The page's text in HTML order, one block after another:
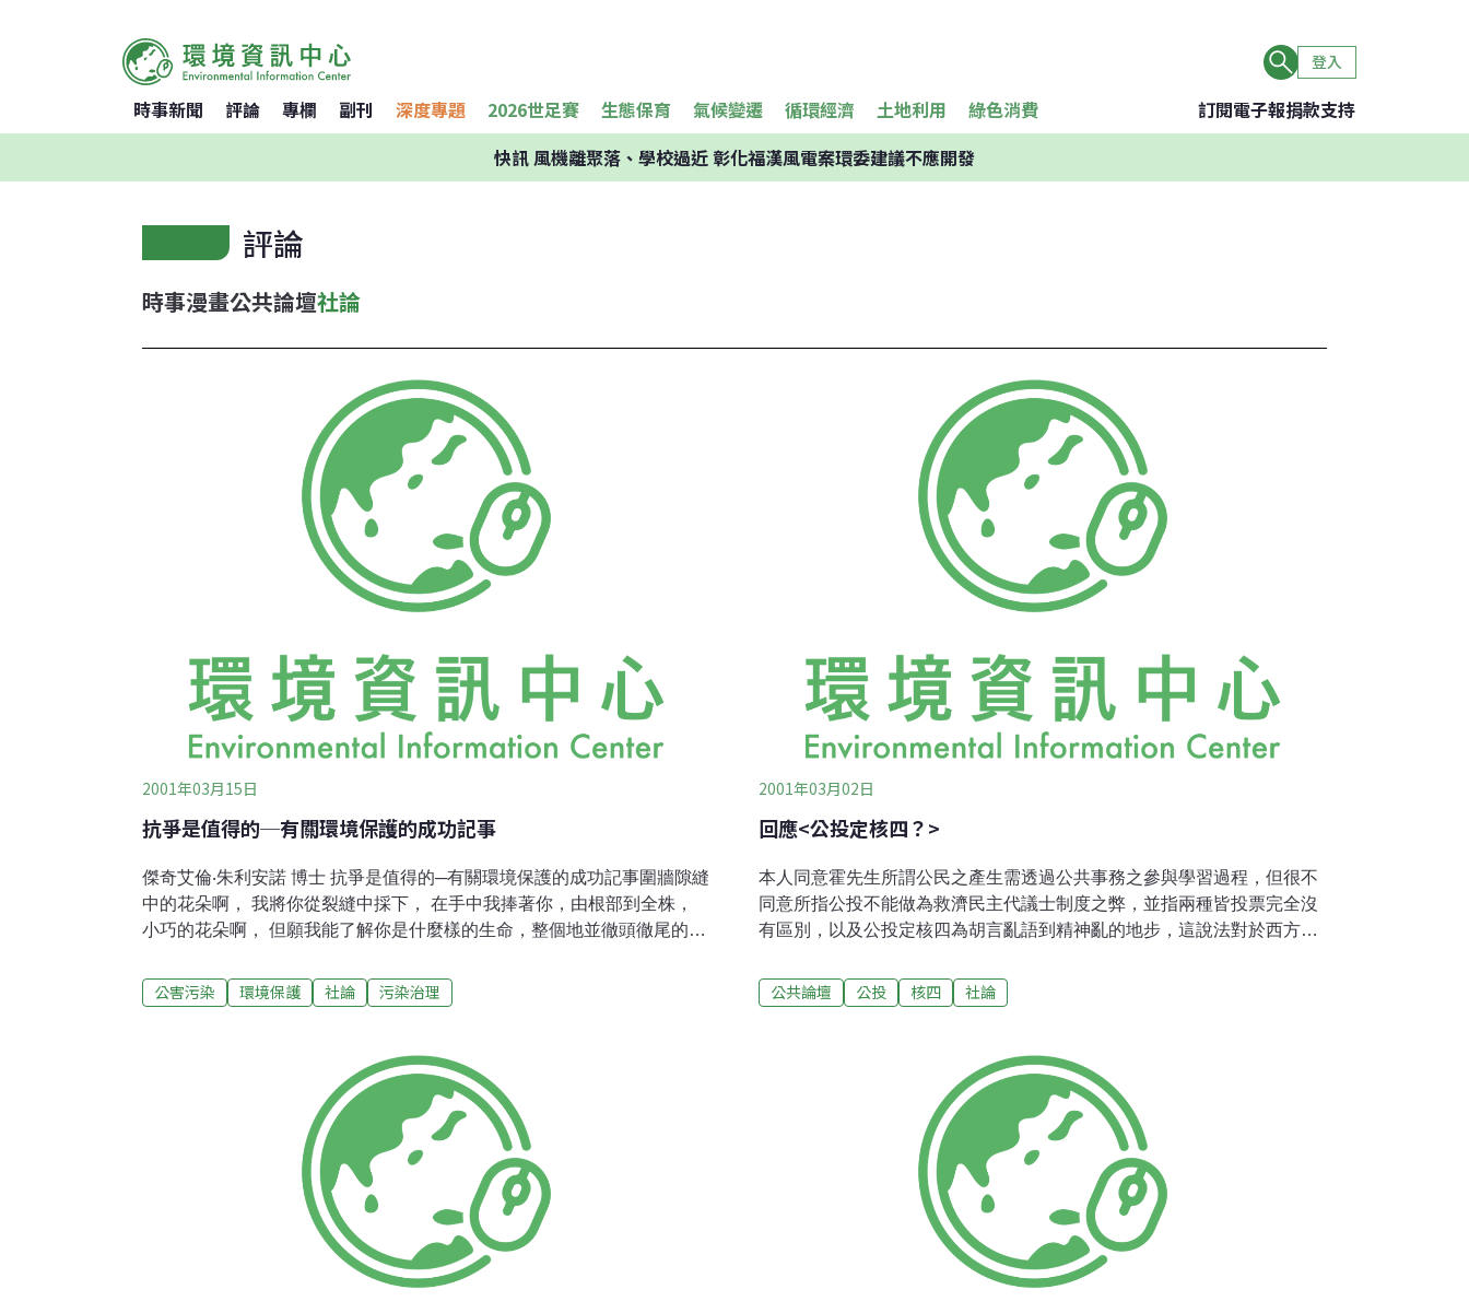
登入
時事新聞 評論 專欄 副刊 深度專題 2026世足賽 生態保育 氣候變遷 循環經濟 土地利用 綠色消費 訂閱電子報捐款支持
快訊風機離聚落、學校過近 彰化福漢風電案環委建議不應開發
評論
時事漫畫公共論壇社論
2001年03月15日
抗爭是值得的─有關環境保護的成功記事
傑奇艾倫‧朱利安諾 博士 抗爭是值得的─有關環境保護的成功記事圍牆隙縫
中的花朵啊， 我將你從裂縫中採下， 在手中我捧著你，由根部到全株，
小巧的花朵啊， 但願我能了解你是什麼樣的生命，整個地並徹頭徹尾的，
天，無數人起而捍衛他們所堅信的：為了保護地球物種與生命存續系統而
努力的吃力任務。不公義充斥著我們的世界，但是有比你想像中更多的人
世界。 資金充裕的保守派反對者，想盡辦法讓反對他們的人覺得他們錯
了、並且違背美國。企業掌控的主流媒體，也全力以孤僻及環境適應不良
的形象，來素寫這些行動者。但這些由個人及世界各年齡層組成的團體所
發起的艱苦戰役，的確帶來衝擊。它們正在改變我們文化的面貌。 就在數
年前，有機食物被認為只是流行一時。然而多虧食品運動者揭露殺蟲劑毒
公害污染 環境保護 社論 污染治理
2001年03月02日
回應<公投定核四？>
本人同意霍先生所謂公民之產生需透過公共事務之參與學習過程，但很不
同意所指公投不能做為救濟民主代議士制度之弊，並指兩種皆投票完全沒
有區別，以及公投定核四為胡言亂語到精神亂的地步，這說法對於西方民
近於精神錯亂之情況下的胡言亂語，再拿漫畫家所掀起的風波一同攪和，
更不知所云。不知道霍先生從事何種社運？
公共論壇 公投 核四 社論